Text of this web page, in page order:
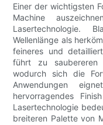
Einer der wichtigsten
Machine
Lasertechnologie.
Wellenlänge als
feineres und
führt zu saubereren
wodurch sich die
Anwendungen
hervorragendes
Lasertechnologie
breiteren Palette von